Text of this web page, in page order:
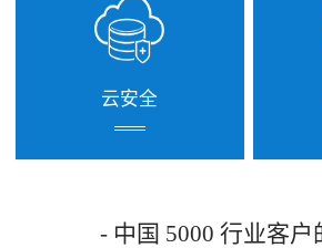
云安全
- 中国 5000 行业客户